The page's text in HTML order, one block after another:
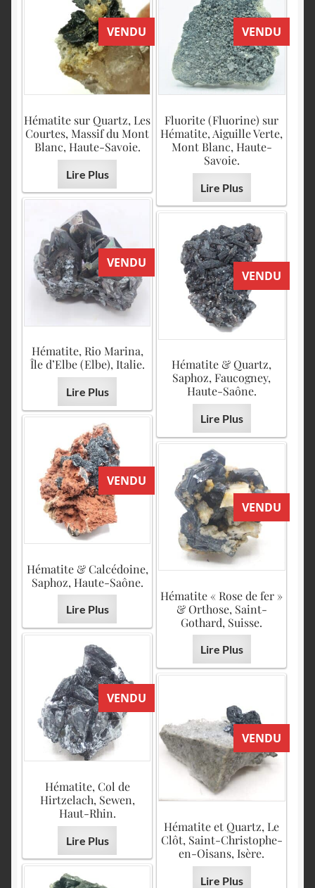
VENDU
Hématite sur Quartz, Les
Courtes, Massif du Mont
Blanc, Haute-Savoie.
Lire Plus
VENDU
Fluorite (Fluorine) sur
Hématite, Aiguille Verte,
Mont Blanc, Haute-
Savoie.
Lire Plus
VENDU
Hématite, Rio Marina,
Île d’Elbe (Elbe), Italie.
Lire Plus
VENDU
Hématite & Quartz,
Saphoz, Faucogney,
Haute-Saône.
Lire Plus
VENDU
Hématite & Calcédoine,
Saphoz, Haute-Saône.
Lire Plus
VENDU
Hématite « Rose de fer »
& Orthose, Saint-
Gothard, Suisse.
Lire Plus
VENDU
Hématite, Col de
Hirtzelach, Sewen,
Haut-Rhin.
Lire Plus
VENDU
Hématite et Quartz, Le
Clôt, Saint-Christophe-
en-Oisans, Isère.
Lire Plus